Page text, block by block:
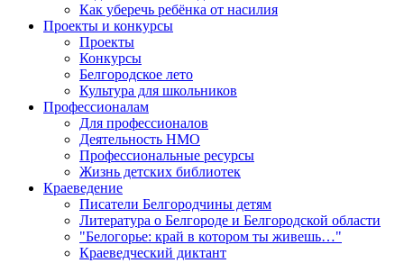
Как уберечь ребёнка от насилия
Проекты и конкурсы
Проекты
Конкурсы
Белгородское лето
Культура для школьников
Профессионалам
Для профессионалов
Деятельность НМО
Профессиональные ресурсы
Жизнь детских библиотек
Краеведение
Писатели Белгородчины детям
Литература о Белгороде и Белгородской области
"Белогорье: край в котором ты живешь…"
Краеведческий диктант